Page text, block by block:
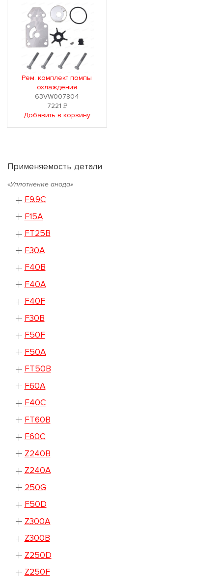
Рем. комплект помпы
охлаждения
63VW007804
7221Р
Добавить в корзину
Применяемость детали
«Уплотнение анода»
F9.9C
F15A
FT25B
F30A
F40B
F40A
F40F
F30B
F50F
F50A
FT50B
F60A
F40C
FT60B
F60C
Z240B
Z240A
250G
F50D
Z300A
Z300B
Z250D
Z250F